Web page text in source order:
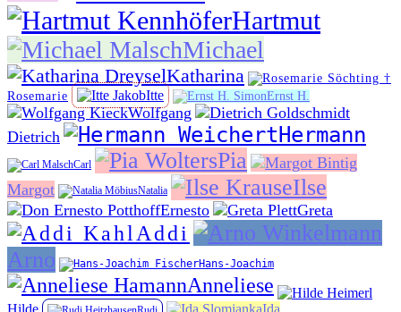
Hartmut
Michael
Katharina
Rosemarie Itte Ernst H.
Wolfgang
Dietrich
Hermann
Carl Pia
Margot Natalia Ilse
Ernesto Greta
Addi
Arno Hans-Joachim
Anneliese